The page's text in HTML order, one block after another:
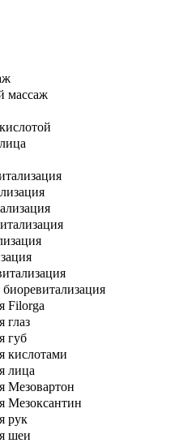
массаж
Filorga
глаз
губ
кислотами
лица
Мезовартон
Мезоксантин
рук
шеи